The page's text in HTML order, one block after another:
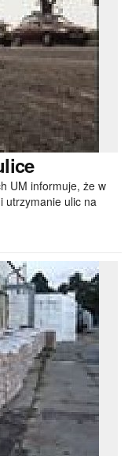
UM informuje, że w
utrzymanie ulic na